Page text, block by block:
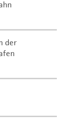
der